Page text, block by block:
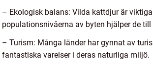
– Ekologisk balans: Vilda kattdjur är
populationsnivåerna av byten hjälper de
– Turism: Många länder har gynnat av
fantastiska varelser i deras naturliga miljö.